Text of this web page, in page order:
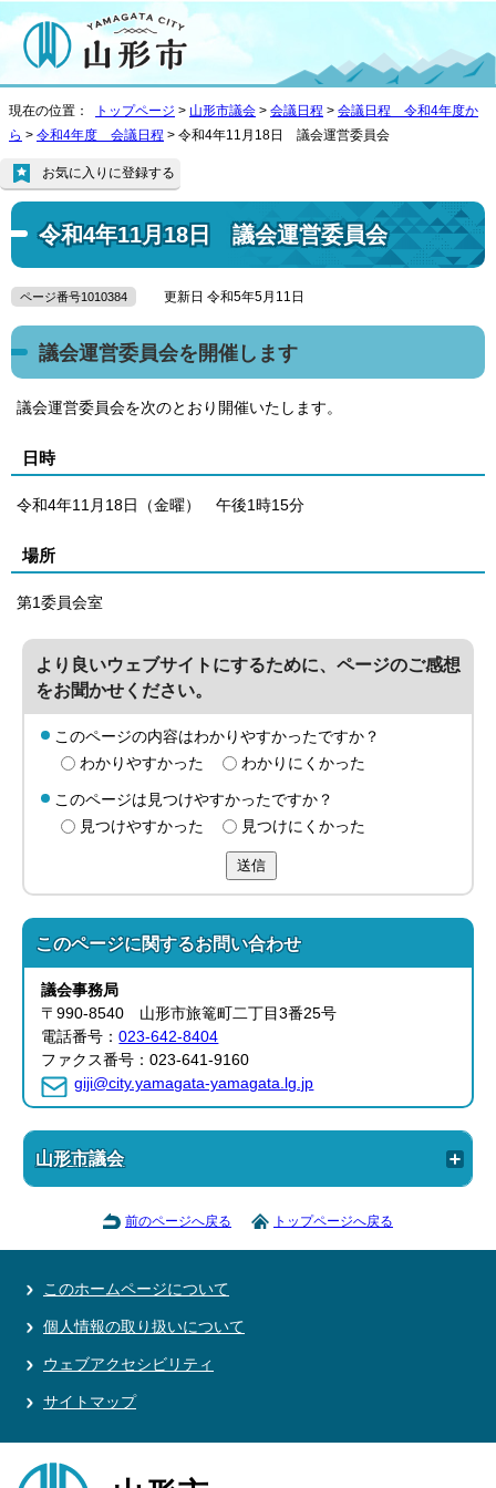
現在の位置： トップページ > 山形市議会 > 会議日程 > 会議日程 令和4年度か
ら > 令和4年度 会議日程 > 令和4年11月18日 議会運営委員会
令和4年11月18日 議会運営委員会
お気に入りに登録する
ページ番号1010384 更新日 令和5年5月11日
議会運営委員会を開催します
議会運営委員会を次のとおり開催いたします。
日時
令和4年11月18日（金曜） 午後1時15分
場所
第1委員会室
より良いウェブサイトにするために、ページのご感想
をお聞かせください。
このページの内容はわかりやすかったですか？
わかりやすかった
わかりにくかった
このページは見つけやすかったですか？
見つけやすかった
見つけにくかった
送信
このページに関するお問い合わせ
議会事務局
〒990-8540 山形市旅篭町二丁目3番25号
電話番号：023-642-8404
ファクス番号：023-641-9160
giji@city.yamagata-yamagata.lg.jp
山形市議会
前のページへ戻る トップページへ戻る
このホームページについて
個人情報の取り扱いについて
ウェブアクセシビリティ
サイトマップ